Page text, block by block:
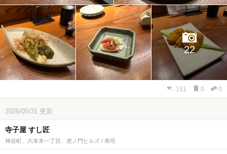
22
151 0 0
2026/05/31 更新
寺子屋 すし匠
神谷町、六本木一丁目、虎ノ門ヒルズ / 寿司